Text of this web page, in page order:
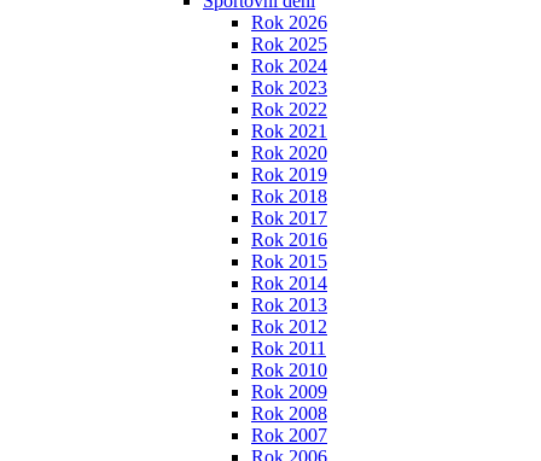
Rok 2026
Rok 2025
Rok 2024
Rok 2023
Rok 2022
Rok 2021
Rok 2020
Rok 2019
Rok 2018
Rok 2017
Rok 2016
Rok 2015
Rok 2014
Rok 2013
Rok 2012
Rok 2011
Rok 2010
Rok 2009
Rok 2008
Rok 2007
Rok 2006